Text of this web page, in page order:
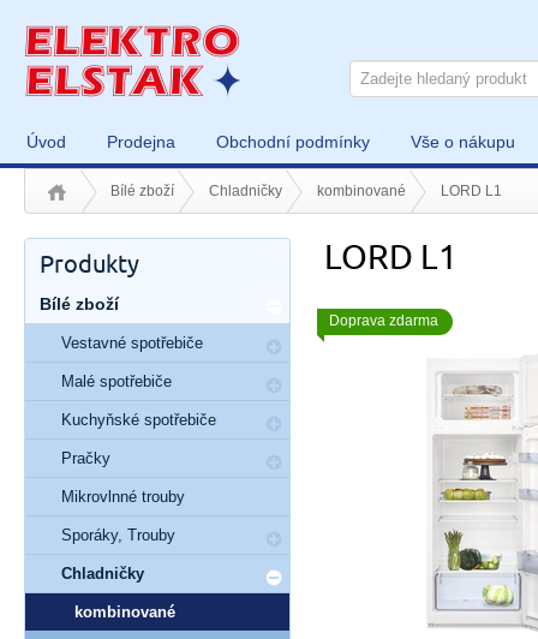
Úvod Prodejna Obchodní podmínky Vše o nákupu
Bílé zboží Chladničky kombinované LORD L1
LORD L1
Doprava zdarma
Produkty
Bílé zboží
Vestavné spotřebiče
Malé spotřebiče
Kuchyňské spotřebiče
Pračky
Mikrovlnné trouby
Sporáky, Trouby
Chladničky
kombinované